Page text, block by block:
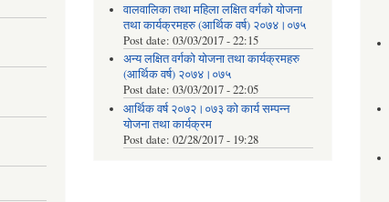
वालवालिका तथा महिला लक्षित वर्गको योजना
तथा कार्यक्रमहरु (आर्थिक वर्ष) २०७४।०७५
Post date:03/03/2017 - 22:15
अन्य लक्षित वर्गको योजना तथा कार्यक्रमहरु
(आर्थिक वर्ष) २०७४।०७५
Post date:03/03/2017 - 22:05
आर्थिक वर्ष २०७२।०७३ को कार्य सम्पन्न
योजना तथा कार्यक्रम
Post date:02/28/2017 - 19:28